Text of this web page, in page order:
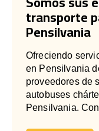
transporte
Pensilvania
Ofreciendo
en Pensilvania
proveedores de
autobuses
Pensilvania.